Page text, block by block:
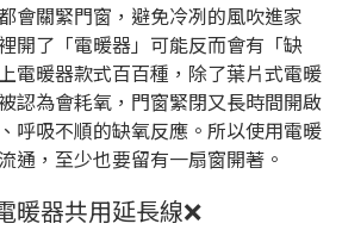
會關緊門窗，避免冷冽的風吹進家
開了「電暖器」可能反而會有「缺
電暖器款式百百種，除了葉片式電暖
認為會耗氧，門窗緊閉又長時間開啟
呼吸不順的缺氧反應。所以使用電暖
通，至少也要留有一扇窗開著。
暖器共用延長線❌